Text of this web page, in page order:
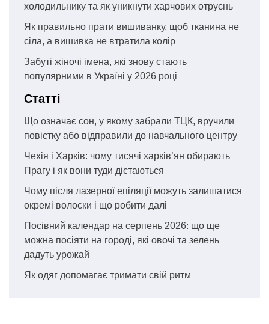
холодильнику та як уникнути харчових отруєнь
Як правильно прати вишиванку, щоб тканина не
сіла, а вишивка не втратила колір
Забуті жіночі імена, які знову стають
популярними в Україні у 2026 році
Статті
Що означає сон, у якому забрали ТЦК, вручили
повістку або відправили до навчального центру
Чехія і Харків: чому тисячі харків’ян обирають
Прагу і як вони туди дістаються
Чому після лазерної епіляції можуть залишатися
окремі волоски і що робити далі
Посівний календар на серпень 2026: що ще
можна посіяти на городі, які овочі та зелень
дадуть урожай
Як одяг допомагає тримати свій ритм